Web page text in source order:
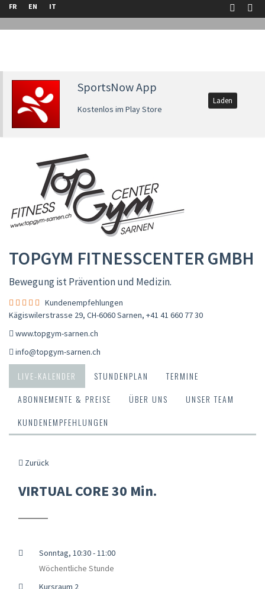
FR EN IT
SportsNow App
Kostenlos im Play Store
Laden
TOPGYM FITNESSCENTER GMBH
Bewegung ist Prävention und Medizin.
Kundenempfehlungen
Kägiswilerstrasse 29, CH-6060 Sarnen, +41 41 660 77 30
www.topgym-sarnen.ch
info@topgym-sarnen.ch
LIVE-KALENDER STUNDENPLAN
TERMINE
ABONNEMENTE & PREISE
ÜBER UNS
UNSER TEAM
KUNDENEMPFEHLUNGEN
Zurück
VIRTUAL CORE 30 Min.
Sonntag, 10:30 - 11:00
Wöchentliche Stunde
Kursraum 2